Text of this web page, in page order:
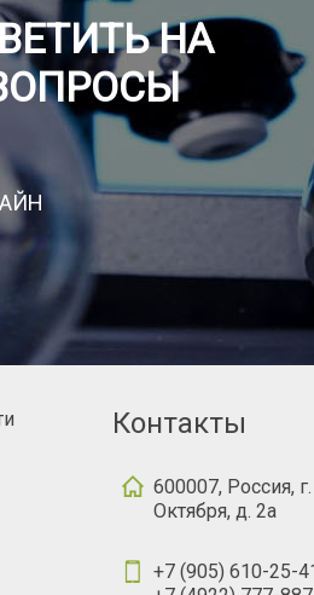
НА
Контакты
600007, Россия,
Октября, д. 2а
+7 (905) 610-25-